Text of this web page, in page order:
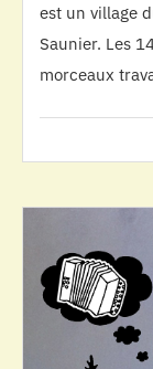
est un village
Saunier. Les
morceaux